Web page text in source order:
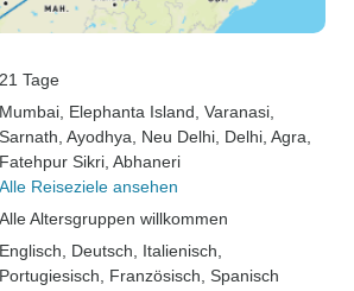
21 Tage
Mumbai , Elephanta Island , Varanasi
Sarnath , Ayodhya , Neu Delhi , Delhi , Agra
Fatehpur Sikri , Abhaneri
Alle Reiseziele ansehen
Alle Altersgruppen willkommen
Englisch, Deutsch, Italienisch,
Portugiesisch, Französisch, Spanisch